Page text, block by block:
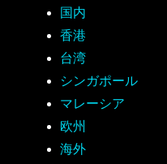
国内
香港
台湾
シンガポール
マレーシア
欧州
海外